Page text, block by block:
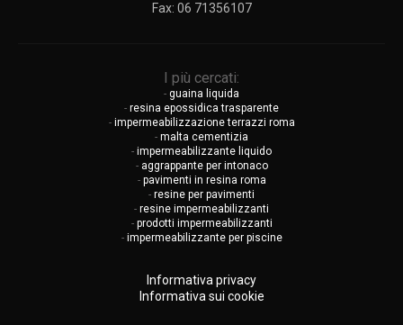
Fax: 06 71356107
I più cercati:
- guaina liquida
- resina epossidica trasparente
- impermeabilizzazione terrazzi roma
- malta cementizia
- impermeabilizzante liquido
- aggrappante per intonaco
- pavimenti in resina roma
- resine per pavimenti
- resine impermeabilizzanti
- prodotti impermeabilizzanti
- impermeabilizzante per piscine
Informativa privacy
Informativa sui cookie